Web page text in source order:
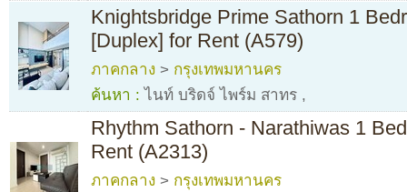
Knightsbridge Prime Sathorn 1
[Duplex] for Rent (A579)
ภาคกลาง > กรุงเทพมหานคร
ค้นหา : ไนท์ บริดจ์ ไพร์ม สาทร ,
Rhythm Sathorn - Narathiwas 1
Rent (A2313)
ภาคกลาง > กรุงเทพมหานคร